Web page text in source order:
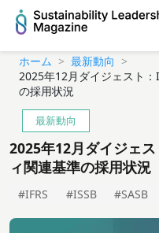
ホーム
最新動向
2025年12月ダイジェスト
の採用状況
最新動向
2025年12月ダイジェ
ィ関連基準の採用状況
#IFRS #ISSB #SASB